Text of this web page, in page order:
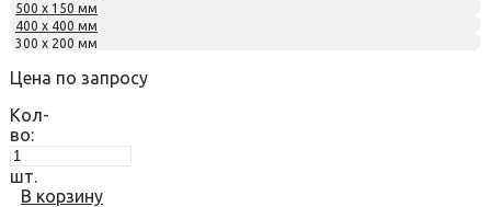
500 x 150 мм
400 x 400 мм
300 x 200 мм
Цена по запросу
Кол-
во:
шт.
В корзину